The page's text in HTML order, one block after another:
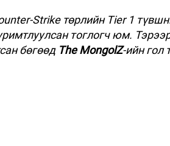
Strike төрлийн Tier 1
тоглогч юм.
бөгөөд The MongolZ-ийн гол